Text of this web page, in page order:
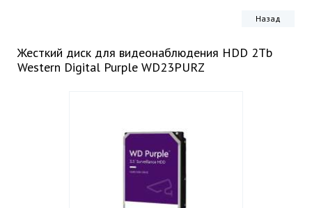
Назад
Жесткий диск для видеонаблюдения HDD 2Tb
Western Digital Purple WD23PURZ